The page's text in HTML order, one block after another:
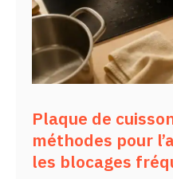
Plaque de
méthodes pour
les blocages